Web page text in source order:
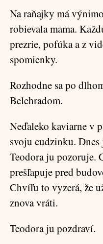
Na raňajky má
robievala mama.
prezrie, pofúka a z
spomienky.
Rozhodne sa po
Belehradom.
Neďaleko kaviarne v
svoju cudzinku. Dnes
Teodora ju pozoruje.
prešľapuje pred
Chvíľu to vyzerá, že
znova vráti.
Teodora ju pozdraví.